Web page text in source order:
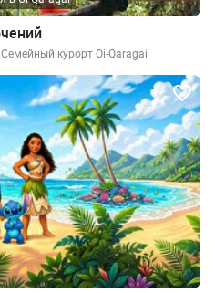
курорт Oi-Qaragai